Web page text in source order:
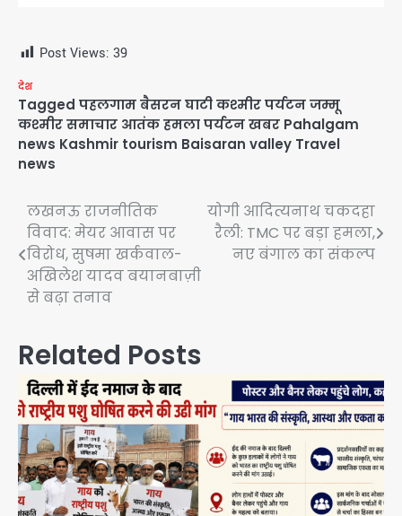
Post Views: 39
देश
Tagged पहलगाम बैसरन घाटी कश्मीर पर्यटन जम्मू
कश्मीर समाचार आतंक हमला पर्यटन खबर Pahalgam
news Kashmir tourism Baisaran valley Travel
news
Post
navigation
लखनऊ राजनीतिक
विवाद: मेयर आवास पर
विरोध, सुषमा खर्कवाल-
अखिलेश यादव बयानबाज़ी
से बढ़ा तनाव
योगी आदित्यनाथ चकदहा
रैली: TMC पर बड़ा हमला,
नए बंगाल का संकल्प
Related Posts